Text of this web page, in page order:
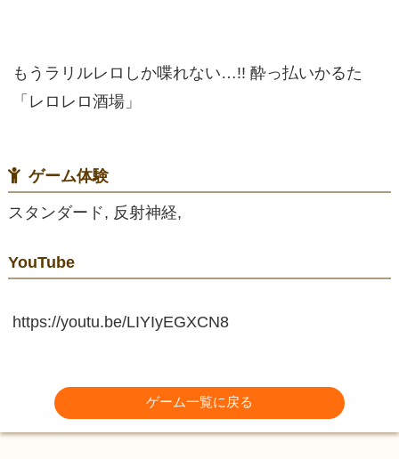
もうラリルレロしか喋れない…!! 酔っ払いかるた
「レロレロ酒場」
ゲーム体験
スタンダード, 反射神経,
YouTube
https://youtu.be/LIYIyEGXCN8
ゲーム一覧に戻る